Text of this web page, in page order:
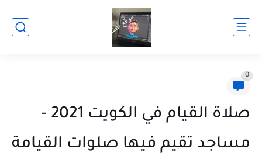
0
صلاة القيام في الكويت 2021 -
مساجد تقيم فيها صلوات القيامة